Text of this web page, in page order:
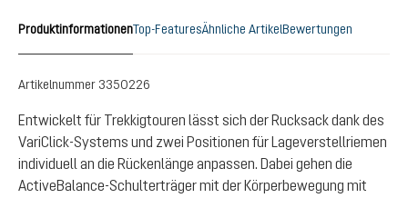
ProduktinformationenTop-FeaturesÄhnliche ArtikelBewertungen
Artikelnummer 3350226
Entwickelt für Trekkigtouren lässt sich der Rucksack dank des
VariClick-Systems und zwei Positionen für Lageverstellriemen
individuell an die Rückenlänge anpassen. Dabei gehen die
ActiveBalance-Schulterträger mit der Körperbewegung mit